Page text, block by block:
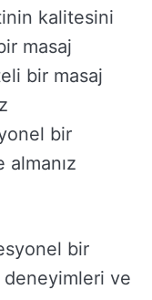
kalitesini
masaj
bir masaj
bir
bir
ve